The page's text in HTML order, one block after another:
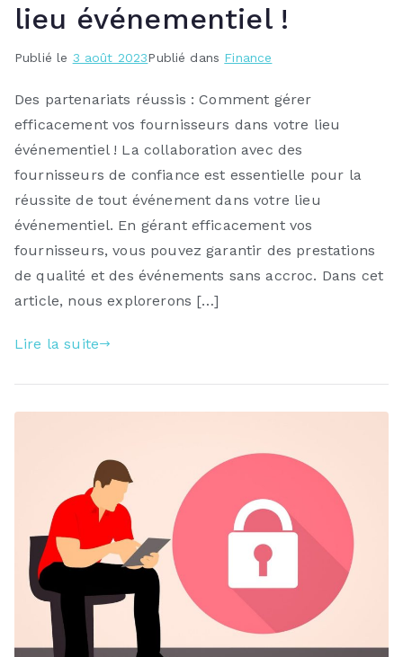
lieu événementiel !
Publié le 3 août 2023Publié dans Finance
Des partenariats réussis : Comment gérer
efficacement vos fournisseurs dans votre lieu
événementiel ! La collaboration avec des
fournisseurs de confiance est essentielle pour la
réussite de tout événement dans votre lieu
événementiel. En gérant efficacement vos
fournisseurs, vous pouvez garantir des prestations
de qualité et des événements sans accroc. Dans cet
article, nous explorerons […]
Lire la suite